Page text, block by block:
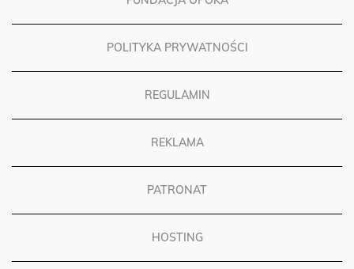
POLITYKA PRYWATNOŚCI
REGULAMIN
REKLAMA
PATRONAT
HOSTING